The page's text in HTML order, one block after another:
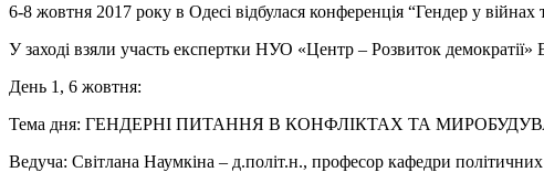
6-8 жовтня 2017 року в Одесі відбулася конференція “Гендер у війнах
У заході взяли участь експертки НУО «Центр – Розвиток
День 1, 6 жовтня:
Тема дня: ГЕНДЕРНІ ПИТАННЯ В КОНФЛІКТАХ ТА
Ведуча: Світлана Наумкіна – д.політ.н., професор кафедри